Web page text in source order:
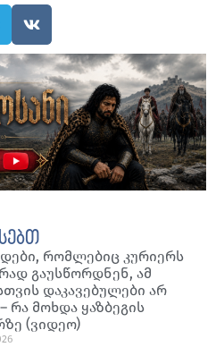
რომლებიც კურიერს
გაუსწორდნენ, ამ
დაკავებულები არ
რა მოხდა ყაზბეგის
(ვიდეო)